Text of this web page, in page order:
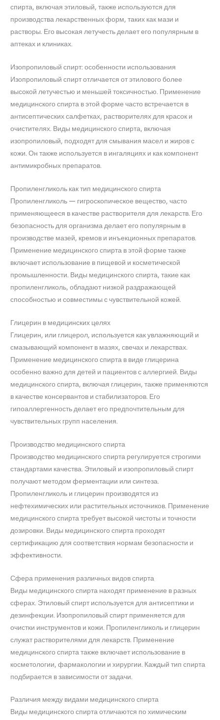
спирта, включая этиловый, также используются для
производства лекарственных форм, таких как мази и
растворы. Его высокая летучесть делает его популярным в
аптеках и клиниках.
Изопропиловый спирт: особенности использования
Изопропиловый спирт отличается от этилового более
высокой летучестью и меньшей токсичностью. Применение
медицинского спирта в этой форме часто встречается в
антисептических салфетках, растворителях для красок и
очистителях. Виды медицинского спирта, включая
изопропиловый, подходят для смывания масел и жиров с
кожи. Он также используется в ингаляциях и как компонент
антимикробных препаратов.
Пропиленгликоль как тип медицинского спирта
Пропиленгликоль — гигроскопическое вещество, часто
применяющееся в качестве растворителя для лекарств. Его
безопасность для организма делает его популярным в
производстве мазей, кремов и инъекционных препаратов.
Применение медицинского спирта в этой форме также
включает использование в пищевой и косметической
промышленности. Виды медицинского спирта, такие как
пропиленгликоль, обладают низкой раздражающей
способностью и совместимы с чувствительной кожей.
Глицерин в медицинских целях
Глицерин, или глицерол, используется как увлажняющий и
смазывающий компонент в мазях, свечах и лекарствах.
Применение медицинского спирта в виде глицерина
особенно важно для детей и пациентов с аллергией. Виды
медицинского спирта, включая глицерин, также применяются
в качестве консервантов и стабилизаторов. Его
гипоаллергенность делает его предпочтительным для
чувствительных групп населения.
Производство медицинского спирта
Производство медицинского спирта регулируется строгими
стандартами качества. Этиловый и изопропиловый спирт
получают методом ферментации или синтеза.
Пропиленгликоль и глицерин производятся из
нефтехимических или растительных источников. Применение
медицинского спирта требует высокой чистоты и точности
дозировки. Виды медицинского спирта проходят
сертификацию для соответствия нормам безопасности и
эффективности.
Сфера применения различных видов спирта
Виды медицинского спирта находят применение в разных
сферах. Этиловый спирт используется для антисептики и
дезинфекции. Изопропиловый спирт применяется для
очистки инструментов и кожи. Пропиленгликоль и глицерин
служат растворителями для лекарств. Применение
медицинского спирта также включает использование в
косметологии, фармакологии и хирургии. Каждый тип спирта
подбирается в зависимости от задачи.
Различия между видами медицинского спирта
Виды медицинского спирта отличаются по химическим